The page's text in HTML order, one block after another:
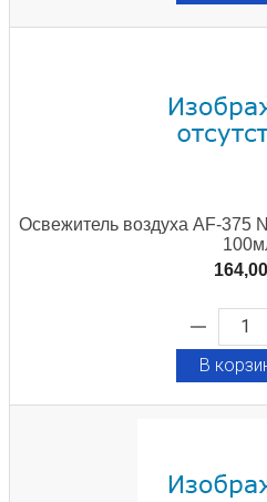
Освежитель воздуха AF-375
В